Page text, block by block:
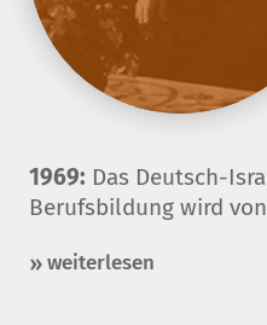
1969: Das Deutsch-
Berufsbildung wird
weiterlesen